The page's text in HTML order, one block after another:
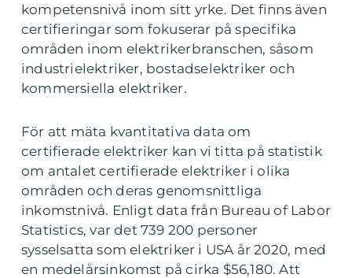
kompetensnivå inom sitt yrke. Det finns även
certifieringar som fokuserar på specifika
områden inom elektrikerbranschen, såsom
industrielektriker, bostadselektriker och
kommersiella elektriker.
För att mäta kvantitativa data om
certifierade elektriker kan vi titta på statistik
om antalet certifierade elektriker i olika
områden och deras genomsnittliga
inkomstnivå. Enligt data från Bureau of Labor
Statistics, var det 739 200 personer
sysselsatta som elektriker i USA år 2020, med
en medelårsinkomst på cirka $56,180. Att